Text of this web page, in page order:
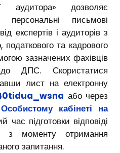
аудитора» дозволяє
персональні письмові
експертів і аудиторів з
податкового та кадрового
зазначених фахівців
ДПС. Скористатися
лист на електронну
або через
Особистому кабінеті на
час підготовки відповіді
моменту отримання
запитання.